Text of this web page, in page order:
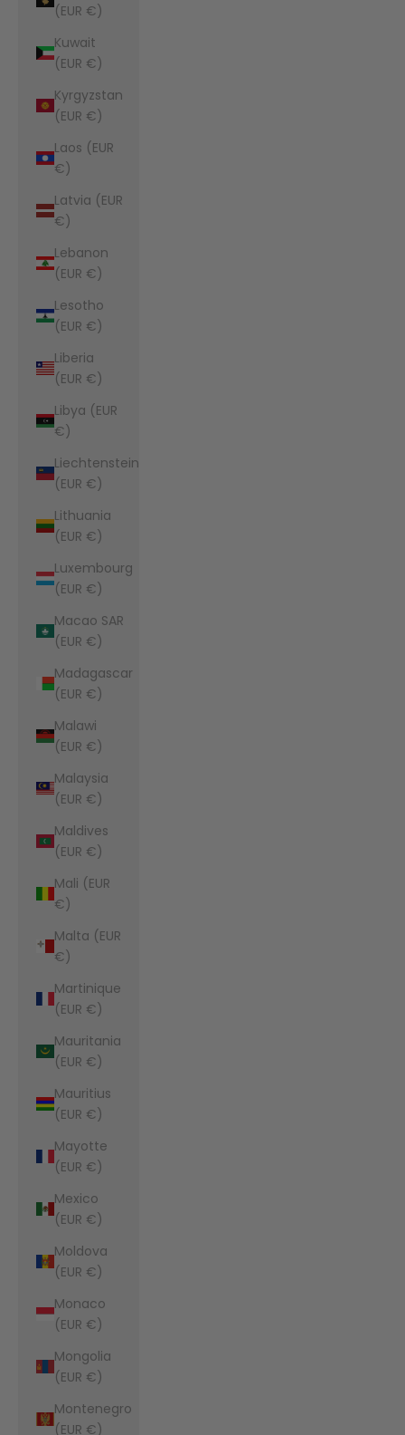
(EUR €)
Kuwait
(EUR €)
Kyrgyzstan
(EUR €)
Laos (EUR
€)
Latvia (EUR
€)
Lebanon
(EUR €)
Lesotho
(EUR €)
Liberia
(EUR €)
Libya (EUR
€)
Liechtenstein
(EUR €)
Lithuania
(EUR €)
Luxembourg
(EUR €)
Macao SAR
(EUR €)
Madagascar
(EUR €)
Malawi
(EUR €)
Malaysia
(EUR €)
Maldives
(EUR €)
Mali (EUR
€)
Malta (EUR
€)
Martinique
(EUR €)
Mauritania
(EUR €)
Mauritius
(EUR €)
Mayotte
(EUR €)
Mexico
(EUR €)
Moldova
(EUR €)
Monaco
(EUR €)
Mongolia
(EUR €)
Montenegro
(EUR €)